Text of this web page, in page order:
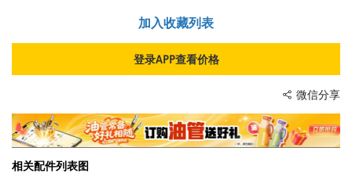
加入收藏列表
登录APP查看价格
微信分享
相关配件列表图